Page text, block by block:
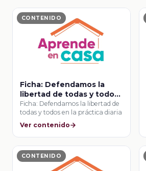
CONTENIDO
Ficha: Defendamos la
libertad de todas y todos
en la práctica diaria
Ficha: Defendamos la libertad de
todas y todos en la práctica diaria
Ver contenido
CONTENIDO